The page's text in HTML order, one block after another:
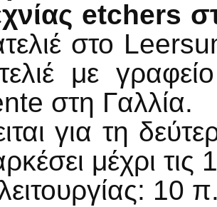
etchers
στο
με
στη Γαλλία.
για τη
μέχρι
10